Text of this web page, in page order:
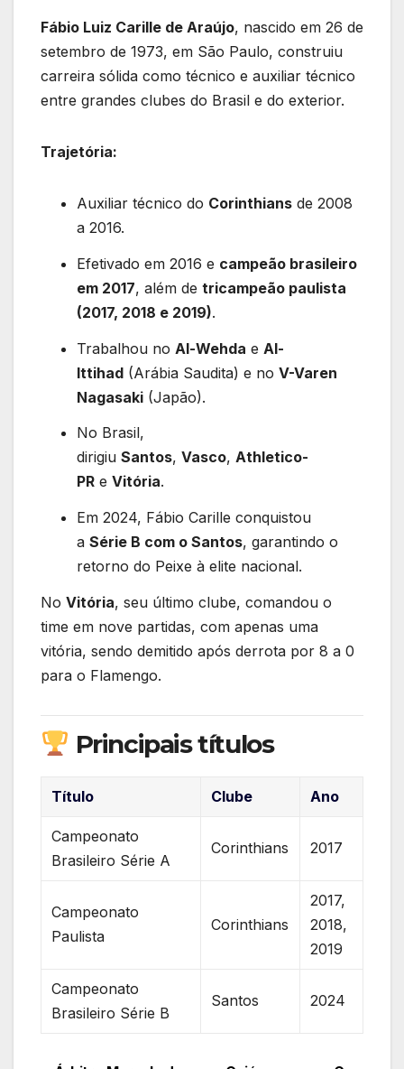
Fábio Luiz Carille de Araújo, nascido em 26 de
setembro de 1973, em São Paulo, construiu
carreira sólida como técnico e auxiliar técnico
entre grandes clubes do Brasil e do exterior.
Trajetória:
Auxiliar técnico do Corinthians de 2008
a 2016.
Efetivado em 2016 e campeão brasileiro
em 2017, além de tricampeão paulista
(2017, 2018 e 2019).
Trabalhou no Al-Wehda e Al-
Ittihad (Arábia Saudita) e no V-Varen
Nagasaki (Japão).
No Brasil,
dirigiu Santos, Vasco, Athletico-
PR e Vitória.
Em 2024, Fábio Carille conquistou
a Série B com o Santos, garantindo o
retorno do Peixe à elite nacional.
No Vitória, seu último clube, comandou o
time em nove partidas, com apenas uma
vitória, sendo demitido após derrota por 8 a 0
para o Flamengo.
Principais títulos
Título Clube Ano
Campeonato
Brasileiro Série A
Corinthians 2017
Campeonato
Paulista
Corinthians
2017,
2018,
2019
Campeonato
Brasileiro Série B
Santos 2024